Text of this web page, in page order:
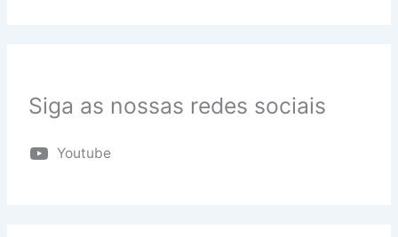
Siga as nossas redes sociais
Youtube